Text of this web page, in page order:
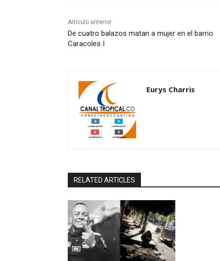
Artículo anterior
De cuatro balazos matan a mujer en el barrio
Caracoles I
Eurys Charris
RELATED ARTICLES